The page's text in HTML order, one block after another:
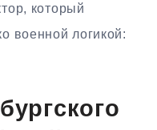
который
военной логикой: